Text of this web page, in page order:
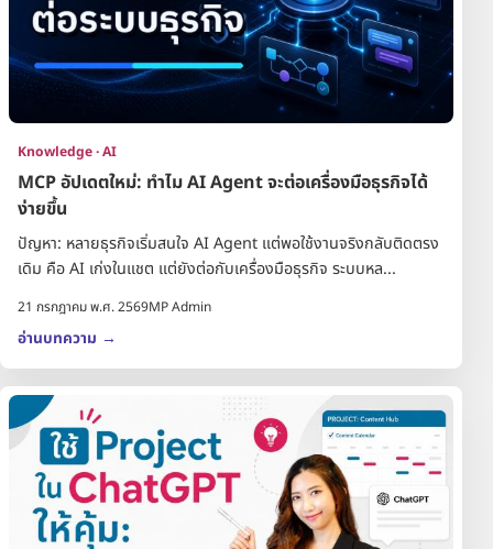
Knowledge · AI
MCP อัปเดตใหม่: ทำไม AI Agent จะต่อเครื่องมือธุรกิจได้
ง่ายขึ้น
ปัญหา: หลายธุรกิจเริ่มสนใจ AI Agent แต่พอใช้งานจริงกลับติดตรง
เดิม คือ AI เก่งในแชต แต่ยังต่อกับเครื่องมือธุรกิจ ระบบหล...
21 กรกฎาคม พ.ศ. 2569MP Admin
อ่านบทความ →